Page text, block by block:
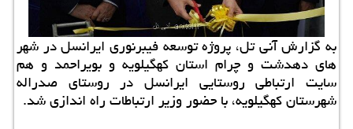
به گزارش آنی تل، پروژه توسعه فیبرنوری ایرانسل در شهر
های دهدشت و چرام استان کهگیلویه و بویراحمد و هم
سایت ارتباطی روستایی ایرانسل در روستای صدراله
شهرستان کهگیلویه، با حضور وزیر ارتباطات راه اندازی شد.